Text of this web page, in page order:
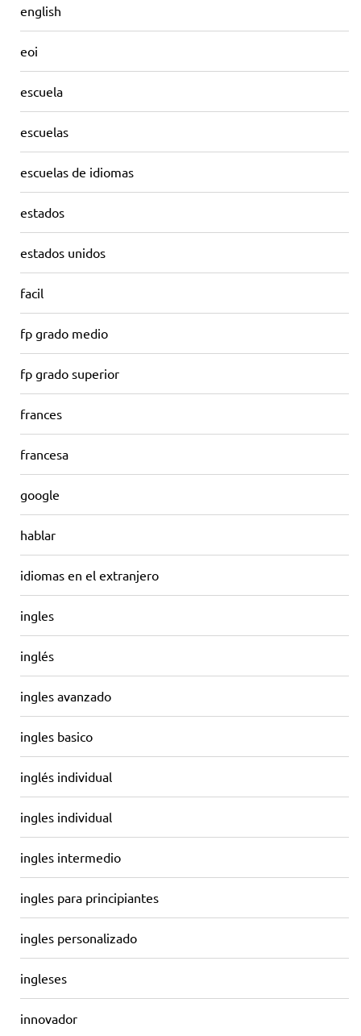
english
eoi
escuela
escuelas
escuelas de idiomas
estados
estados unidos
facil
fp grado medio
fp grado superior
frances
francesa
google
hablar
idiomas en el extranjero
ingles
inglés
ingles avanzado
ingles basico
inglés individual
ingles individual
ingles intermedio
ingles para principiantes
ingles personalizado
ingleses
innovador